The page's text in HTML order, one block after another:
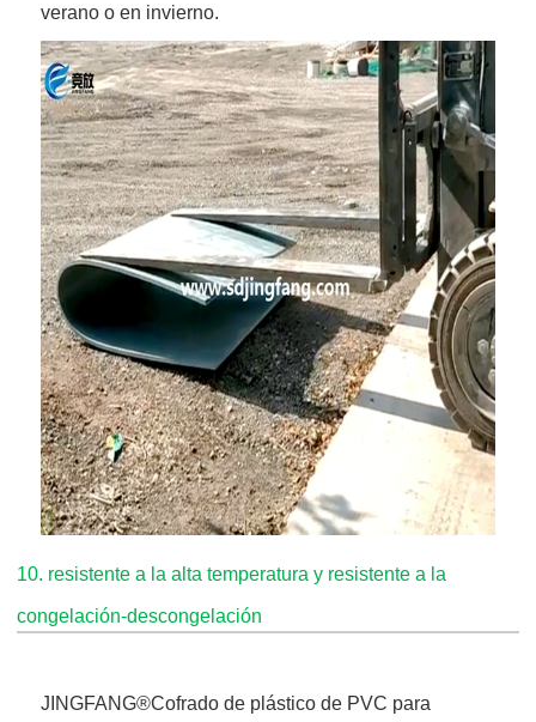
verano o en invierno.
10. resistente a la alta temperatura y resistente a la
congelación-descongelación
JINGFANG®Cofrado de plástico de PVC para